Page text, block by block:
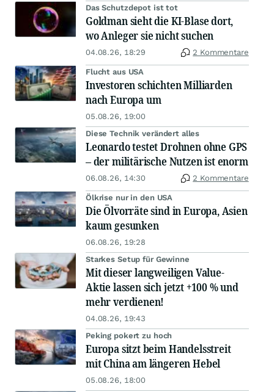
Das Schutzdepot ist tot
Goldman sieht die KI-Blase dort,
wo Anleger sie nicht suchen
04.08.26, 18:29 2 Kommentare
Flucht aus USA
Investoren schichten Milliarden
nach Europa um
05.08.26, 19:00
Diese Technik verändert alles
Leonardo testet Drohnen ohne GPS
– der militärische Nutzen ist enorm
06.08.26, 14:30 2 Kommentare
Ölkrise nur in den USA
Die Ölvorräte sind in Europa, Asien
kaum gesunken
06.08.26, 19:28
Starkes Setup für Gewinne
Mit dieser langweiligen Value-
Aktie lassen sich jetzt +100 % und
mehr verdienen!
04.08.26, 19:43
Peking pokert zu hoch
Europa sitzt beim Handelsstreit
mit China am längeren Hebel
05.08.26, 18:00